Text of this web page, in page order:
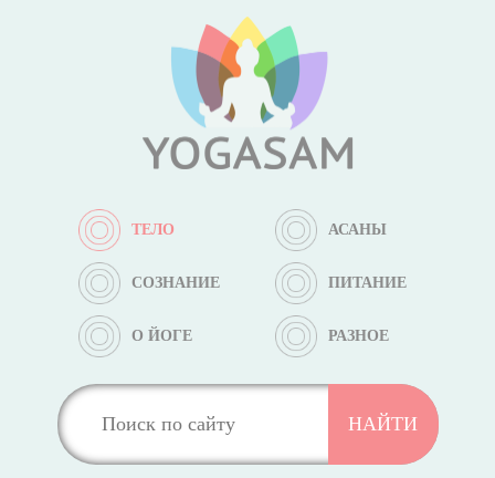
ТЕЛО АСАНЫ
СОЗНАНИЕ ПИТАНИЕ
О ЙОГЕ РАЗНОЕ